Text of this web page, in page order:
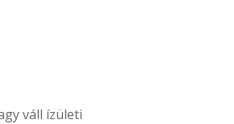
váll ízületi